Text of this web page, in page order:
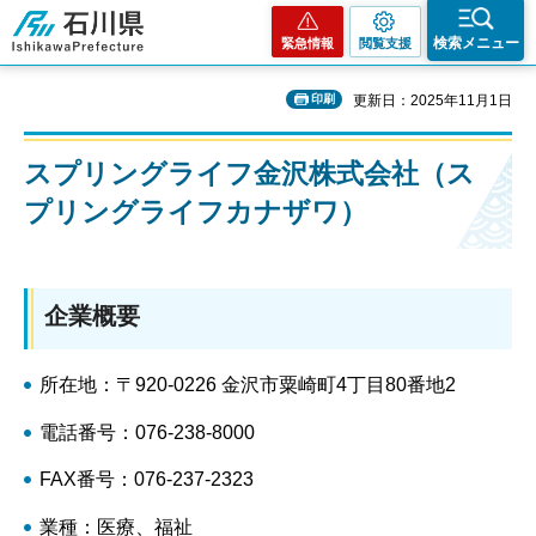
石川県
緊急情報 閲覧支援 検索メニュー
印刷 更新日：2025年11月1日
スプリングライフ金沢株式会社（ス
プリングライフカナザワ）
企業概要
所在地：〒920-0226 金沢市粟崎町4丁目80番地2
電話番号：076-238-8000
FAX番号：076-237-2323
業種：医療、福祉